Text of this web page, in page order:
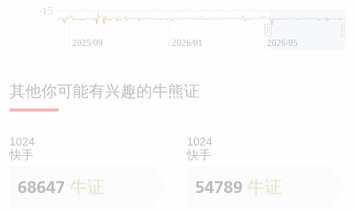
-15
2025/09 2026/01 2026/05
其他你可能有兴趣的牛熊证
1024
快手
68647 牛证
1024
快手
54789 牛证